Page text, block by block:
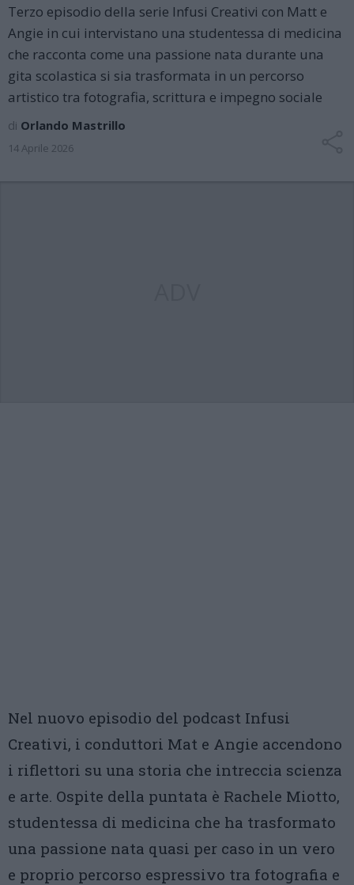
Terzo episodio della serie Infusi Creativi con Matt e
Angie in cui intervistano una studentessa di medicina
che racconta come una passione nata durante una
gita scolastica si sia trasformata in un percorso
artistico tra fotografia, scrittura e impegno sociale
di Orlando Mastrillo
14 Aprile 2026
Nel nuovo episodio del podcast Infusi
Creativi, i conduttori Mat e Angie accendono
i riflettori su una storia che intreccia scienza
e arte. Ospite della puntata è Rachele Miotto,
studentessa di medicina che ha trasformato
una passione nata quasi per caso in un vero
e proprio percorso espressivo tra fotografia e